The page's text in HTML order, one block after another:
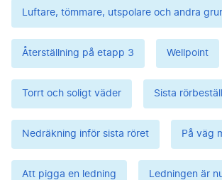
Luftare, tömmare, utspolare och andra
Återställning på etapp 3 Wellpoint
Torrt och soligt väder Sista
Nedräkning inför sista röret På väg
Att pigga en ledning Ledningen är